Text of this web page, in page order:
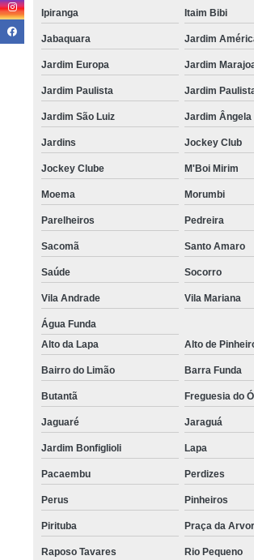
Ipiranga Itaim Bibi
Jabaquara Jardim
Jardim Europa Jardim
Jardim Paulista Jardim
Jardim São Luiz Jardim Ângela
Jardins Jockey Club
Jockey Clube M'Boi Mirim
Moema Morumbi
Parelheiros Pedreira
Sacomã Santo Amaro
Saúde Socorro
Vila Andrade Vila Mariana
Água Funda
Alto da Lapa
Alto de
Bairro do Limão Barra Funda
Butantã Freguesia do Ó
Jaguaré Jaraguá
Jardim Bonfiglioli Lapa
Pacaembu Perdizes
Perus Pinheiros
Pirituba Praça da
Raposo Tavares Rio Pequeno